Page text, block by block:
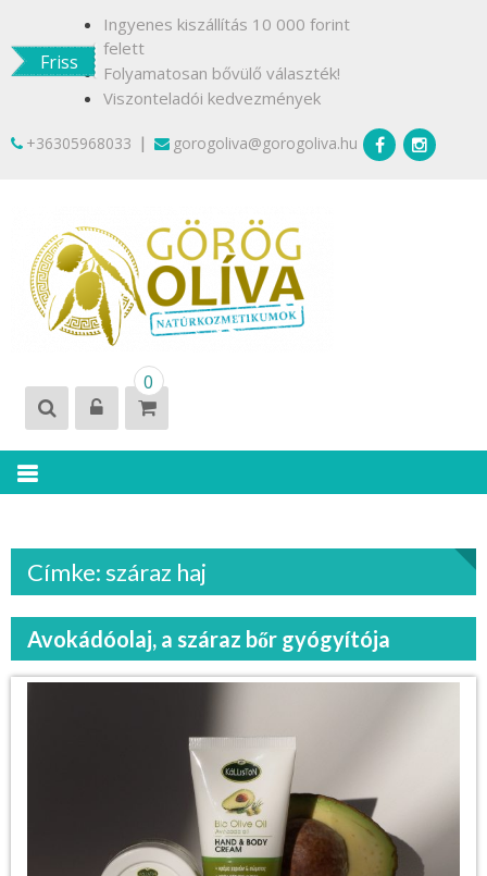
contentFriss
Ingyenes kiszállítás 10 000 forint
felett
Folyamatosan bővülő választék!
Viszonteladói kedvezmények
+36305968033 | gorogoliva@gorogoliva.hu
0
Címke: száraz haj
Avokádóolaj, a száraz bőr gyógyítója